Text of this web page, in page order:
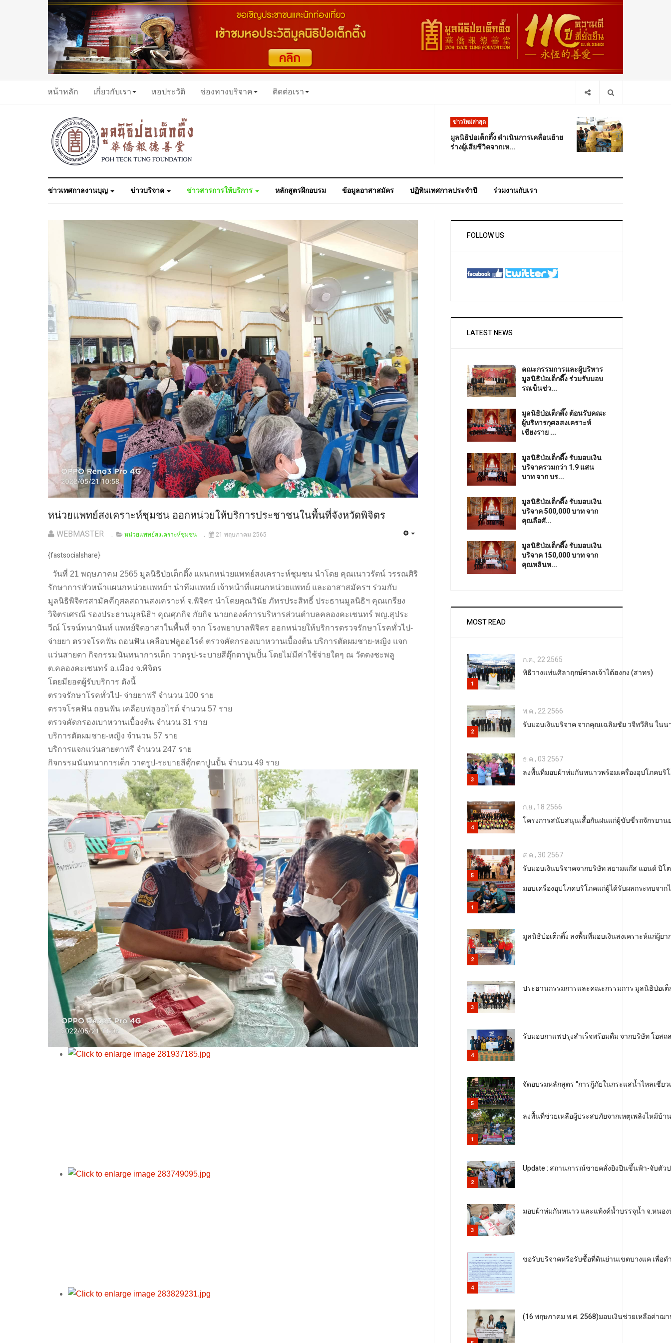
หน้าหลัก เกี่ยวกับเรา หอประวัติ ช่องทางบริจาค ติดต่อเรา
ข่าวใหม่ล่าสุด
มูลนิธิป่อเต็กตึ๊ง ดำเนินการเคลื่อนย้าย
ร่างผู้เสียชีวิตจากเห...
ข่าวเทศกาลงานบุญ ข่าวบริจาค ข่าวสารการให้บริการ หลักสูตรฝึกอบรม ข้อมูลอาสาสมัคร ปฏิทินเทศกาลประจำปี ร่วมงานกับเรา
หน่วยแพทย์สงเคราะห์ชุมชน ออกหน่วยให้บริการประชาชนในพื้นที่จังหวัดพิจิตร
WEBMASTER หน่วยแพทย์สงเคราะห์ชุมชน 21 พฤษภาคม 2565
{fastsocialshare}
วันที่ 21 พฤษภาคม 2565 มูลนิธิป่อเต็กตึ๊ง แผนกหน่วยแพทย์สงเคราะห์ชุมชน นำโดย คุณเนาวรัตน์ วรรณศิริ
รักษาการหัวหน้าแผนกหน่วยแพทย์ฯ นำทีมแพทย์ เจ้าหน้าที่แผนกหน่วยแพทย์ และอาสาสมัครฯ ร่วมกับ
มูลนิธิพิจิตรสามัคคีกุศลสถานสงเคราะห์ จ.พิจิตร นำโดยคุณวินัย ภัทรประสิทธิ์ ประธานมูลนิธิฯ คุณเกรียง
วิจิตรเศรณี รองประธานมูลนิธิฯ คุณศุภกิจ กัยกิจ นายกองค์การบริหารส่วนตำบลคลองคะเชนทร์ พญ.สุประ
วีณ์ โรจน์ทนานันท์ แพทย์จิตอาสาในพื้นที่ จาก โรงพยาบาลพิจิตร ออกหน่วยให้บริการตรวจรักษาโรคทั่วไป-
จ่ายยา ตรวจโรคฟัน ถอนฟัน เคลือบฟลูออไรด์ ตรวจคัดกรองเบาหวานเบื้องต้น บริการตัดผมชาย-หญิง แจก
แว่นสายตา กิจกรรมนันทนาการเด็ก วาดรูป-ระบายสีตุ๊กตาปูนปั้น โดยไม่มีค่าใช้จ่ายใดๆ ณ วัดดงชะพลู
ต.คลองคะเชนทร์ อ.เมือง จ.พิจิตร
โดยมียอดผู้รับบริการ ดังนี้
ตรวจรักษาโรคทั่วไป- จ่ายยาฟรี จำนวน 100 ราย
ตรวจโรคฟัน ถอนฟัน เคลือบฟลูออไรด์ จำนวน 57 ราย
ตรวจคัดกรองเบาหวานเบื้องต้น จำนวน 31 ราย
บริการตัดผมชาย-หญิง จำนวน 57 ราย
บริการแจกแว่นสายตาฟรี จำนวน 247 ราย
กิจกรรมนันทนาการเด็ก วาดรูป-ระบายสีตุ๊กตาปูนปั้น จำนวน 49 ราย
FOLLOW US
LATEST NEWS
คณะกรรมการและผู้บริหาร
มูลนิธิป่อเต็กตึ๊ง ร่วมรับมอบ
รถเข็นช่ว...
มูลนิธิป่อเต็กตึ๊ง ต้อนรับคณะ
ผู้บริหารกุศลสงเคราะห์
เชียงราย ...
มูลนิธิป่อเต็กตึ๊ง รับมอบเงิน
บริจาครวมกว่า 1.9 แสน
บาท จาก บร...
มูลนิธิป่อเต็กตึ๊ง รับมอบเงิน
บริจาค 500,000 บาท จาก
คุณลือศั...
มูลนิธิป่อเต็กตึ๊ง รับมอบเงิน
บริจาค 150,000 บาท จาก
คุณหลินห...
MOST READ
1
ก.ค., 22 2565
พิธีวางแท่นศิลาฤกษ์ศาลเจ้าไต้ฮงกง (สาทร)
2
พ.ค., 22 2566
รับมอบเงินบริจาค จากคุณเฉลิมชัย วจีทวีสิน ใน
3
ธ.ค., 03 2567
ลงพื้นที่มอบผ้าห่มกันหนาวพร้อมเครื่องอุปโภคบ
4
ก.ย., 18 2566
โครงการสนับสนุนเสื้อกันฝนแก่ผู้ขับขี่รถจักรยา
5
ส.ค., 30 2567
รับมอบเงินบริจาคจากบริษัท สยามแก๊ส แอนด์ ปิโ
1
มอบเครื่องอุปโภคบริโภคแก่ผู้ได้รับผลกระทบจาก
2
มูลนิธิป่อเต็กตึ๊ง ลงพื้นที่มอบเงินสงเคราะห์แก่ผู้ย
3
ประธานกรรมการและคณะกรรมการ มูลนิธิป่อเต็
4
รับมอบกาแฟปรุงสำเร็จพร้อมดื่ม จากบริษัท โอส
5
จัดอบรมหลักสูตร “การกู้ภัยในกระแสน้ำไหลเชี่ย
1
ลงพื้นที่ช่วยเหลือผู้ประสบภัยจากเหตุเพลิงไหม้บ้
2
Update : สถานการณ์ชายคลั่งยิงปืนขึ้นฟ้า-จับตัว
3
มอบผ้าห่มกันหนาว และแท้งค์น้ำบรรจุน้ำ จ.หนอ
4
ขอรับบริจาคหรือรับซื้อที่ดินย่านเขตบางแค เพื่อ
(16 พฤษภาคม พ.ศ. 2568)มอบเงินช่วยเหลือค่า